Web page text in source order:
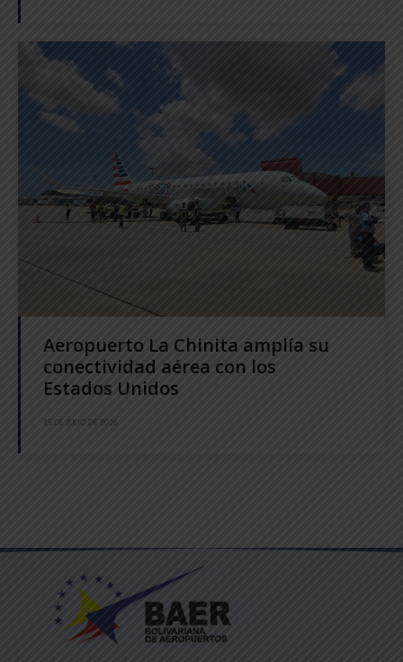
Aeropuerto La Chinita amplía su
conectividad aérea con los
Estados Unidos
15 DE JULIO DE 2026